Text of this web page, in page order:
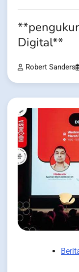
Digital**
Robert Sanders